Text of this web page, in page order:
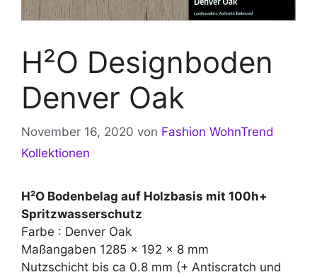
H²O Designboden
Denver Oak
November 16, 2020 von Fashion WohnTrend
Kollektionen
H²O Bodenbelag auf Holzbasis mit 100h+
Spritzwasserschutz
Farbe : Denver Oak
Maßangaben 1285 x 192 x 8 mm
Nutzschicht bis ca 0.8 mm (+ Antiscratch und